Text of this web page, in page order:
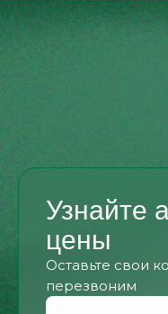
Узнайте
цены
Оставьте свои
перезвоним